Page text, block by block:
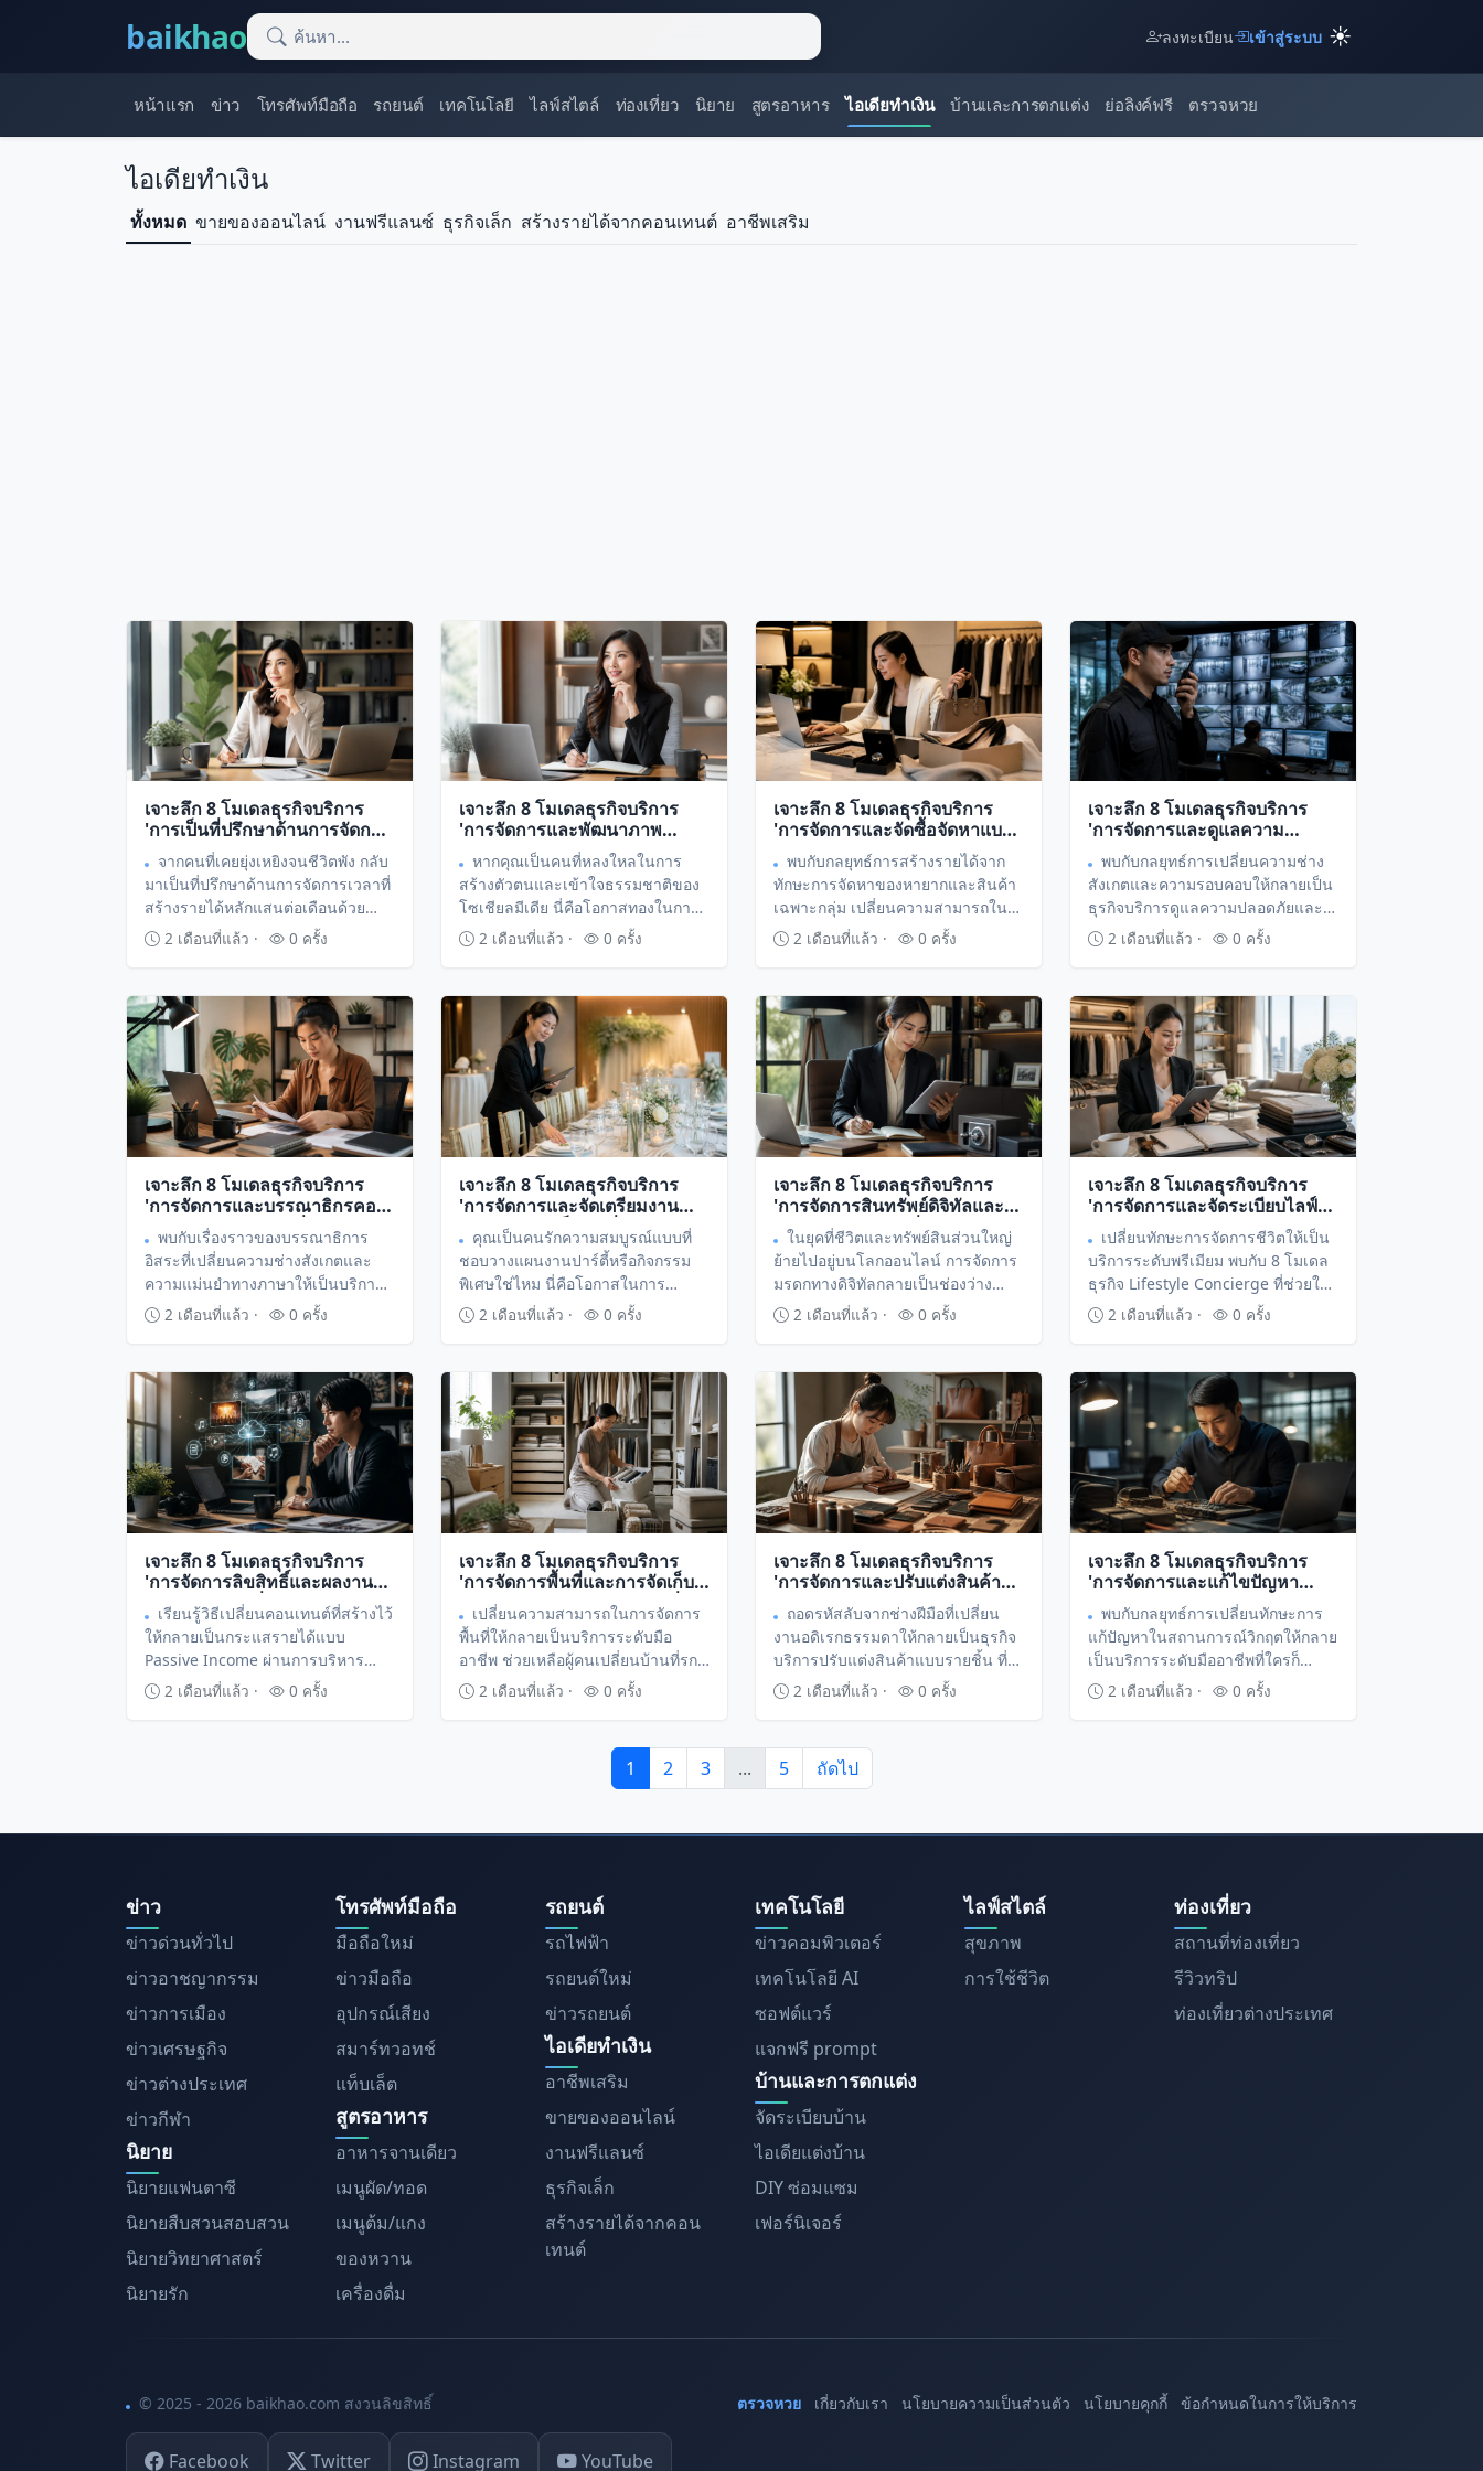
baikhao ลงทะเบียน เข้าสู่ระบบ ☀️
หน้าแรก ข่าว โทรศัพท์มือถือ รถยนต์ เทคโนโลยี ไลฟ์สไตล์ ท่องเที่ยว นิยาย สูตรอาหาร ไอเดียทำเงิน บ้านและการตกแต่ง ย่อลิงค์ฟรี ตรวจหวย
ไอเดียทำเงิน
ทั้งหมด ขายของออนไลน์ งานฟรีแลนซ์ ธุรกิจเล็ก สร้างรายได้จากคอนเทนต์ อาชีพเสริม
เจาะลึก 8 โมเดลธุรกิจบริการ
'การเป็นที่ปรึกษาด้านการจัดการ
เวลาและประสิทธิภาพชีวิต'
เปลี่ยนทักษะการจัดสรรให้เป็น
รายได้ระดับมืออาชีพ
จากคนที่เคยยุ่งเหยิงจนชีวิตพัง กลับ
มาเป็นที่ปรึกษาด้านการจัดการเวลาที่
สร้างรายได้หลักแสนต่อเดือนด้วย
กลยุทธ์การจัดสรรทรัพยากรมนุษย์ที่
2 เดือนที่แล้ว · 0 ครั้ง
เจาะลึก 8 โมเดลธุรกิจบริการ
'การจัดการและพัฒนาภาพ
ลักษณ์ออนไลน์ (Personal
Branding Consultant)' เปลี่ยน
ความเข้าใจในตัวตนให้เป็นราย
ได้ระดับมืออาชีพ
หากคุณเป็นคนที่หลงใหลในการ
สร้างตัวตนและเข้าใจธรรมชาติของ
โซเชียลมีเดีย นี่คือโอกาสทองในการ
เปลี่ยนความสามารถนี้ให้เป็นอาชีพ
2 เดือนที่แล้ว · 0 ครั้ง
เจาะลึก 8 โมเดลธุรกิจบริการ
'การจัดการและจัดซื้อจัดหาแบบ
เฉพาะตัว (Personal Sourcing)'
เปลี่ยนทักษะการค้นหาให้เป็น
รายได้ระดับพรีเมียม
พบกับกลยุทธ์การสร้างรายได้จาก
ทักษะการจัดหาของหายากและสินค้า
เฉพาะกลุ่ม เปลี่ยนความสามารถใน
การหาของดีให้เป็นธุรกิจบริการส่วน
2 เดือนที่แล้ว · 0 ครั้ง
เจาะลึก 8 โมเดลธุรกิจบริการ
'การจัดการและดูแลความ
ปลอดภัยทางกายภาพและ
ทรัพย์สิน' เปลี่ยนความระแวด
ระวังให้เป็นรายได้ระดับมืออาชีพ
พบกับกลยุทธ์การเปลี่ยนความช่าง
สังเกตและความรอบคอบให้กลายเป็น
ธุรกิจบริการดูแลความปลอดภัยและ
ทรัพย์สินส่วนบุคคล ที่กำลังเป็นที่
ที่พักอาศัย
2 เดือนที่แล้ว · 0 ครั้ง
เจาะลึก 8 โมเดลธุรกิจบริการ
'การจัดการและบรรณาธิกรคอน
เทนต์เฉพาะกลุ่ม' เปลี่ยนทักษะ
การคัดกรองข้อมูลให้เป็นรายได้
ระดับมืออาชีพ
พบกับเรื่องราวของบรรณาธิการ
อิสระที่เปลี่ยนความช่างสังเกตและ
ความแม่นยำทางภาษาให้เป็นบริการ
จัดทำคอนเทนต์ระดับพรีเมียม สร้าง
2 เดือนที่แล้ว · 0 ครั้ง
เจาะลึก 8 โมเดลธุรกิจบริการ
'การจัดการและจัดเตรียมงาน
อีเวนต์ขนาดเล็ก' เปลี่ยนความ
เป๊ะให้เป็นรายได้เสริมที่เติบโต
ไม่รู้จบ
คุณเป็นคนรักความสมบูรณ์แบบที่
ชอบวางแผนงานปาร์ตี้หรือกิจกรรม
พิเศษใช่ไหม นี่คือโอกาสในการ
เปลี่ยนทักษะการจัดการงานอีเวนต์
2 เดือนที่แล้ว · 0 ครั้ง
เจาะลึก 8 โมเดลธุรกิจบริการ
'การจัดการสินทรัพย์ดิจิทัลและ
มรดกออนไลน์' เปลี่ยนความ
รอบคอบให้เป็นรายได้ระดับผู้
เชี่ยวชาญ
ในยุคที่ชีวิตและทรัพย์สินส่วนใหญ่
ย้ายไปอยู่บนโลกออนไลน์ การจัดการ
มรดกทางดิจิทัลกลายเป็นช่องว่าง
ทางการตลาดที่สำคัญ ค้นพบวิธี
2 เดือนที่แล้ว · 0 ครั้ง
เจาะลึก 8 โมเดลธุรกิจบริการ
'การจัดการและจัดระเบียบไลฟ์
สไตล์ (Lifestyle Concierge)'
เปลี่ยนความใส่ใจในรายละเอียด
ให้เป็นอาชีพทำเงิน
เปลี่ยนทักษะการจัดการชีวิตให้เป็น
บริการระดับพรีเมียม พบกับ 8 โมเดล
ธุรกิจ Lifestyle Concierge ที่ช่วยให้
คุณสร้างรายได้จากการแก้ปัญหา
2 เดือนที่แล้ว · 0 ครั้ง
เจาะลึก 8 โมเดลธุรกิจบริการ
'การจัดการลิขสิทธิ์และผลงาน
สร้างสรรค์' เปลี่ยนคอนเทนต์ให้
เป็นทรัพย์สินทำเงินระยะยาว
เรียนรู้วิธีเปลี่ยนคอนเทนต์ที่สร้างไว้
ให้กลายเป็นกระแสรายได้แบบ
Passive Income ผ่านการบริหาร
จัดการลิขสิทธิ์อย่างมืออาชีพ ถอดบท
เรียนจากคนทำงานสร้างสรรค์ที่ก้าวสู่
2 เดือนที่แล้ว · 0 ครั้ง
เจาะลึก 8 โมเดลธุรกิจบริการ
'การจัดการพื้นที่และการจัดเก็บ
(Space Optimization)' เปลี่ยน
ความระเบียบให้เป็นรายได้หลัก
หมื่น
เปลี่ยนความสามารถในการจัดการ
พื้นที่ให้กลายเป็นบริการระดับมือ
อาชีพ ช่วยเหลือผู้คนเปลี่ยนบ้านที่รก
ให้เป็นพื้นที่แห่งความสุข พร้อมสร้าง
รายได้เสริมด้วยทักษะการจัดระเบียบ
2 เดือนที่แล้ว · 0 ครั้ง
เจาะลึก 8 โมเดลธุรกิจบริการ
'การจัดการและปรับแต่งสินค้า
เฉพาะบุคคล (Personalized
Product Customization)'
เปลี่ยนงานฝีมือให้เป็นรายได้
พรีเมียม
ถอดรหัสลับจากช่างฝีมือที่เปลี่ยน
งานอดิเรกธรรมดาให้กลายเป็นธุรกิจ
บริการปรับแต่งสินค้าแบบรายชิ้น ที่
สร้างมูลค่าเพิ่มได้มากกว่าสินค้าแมส
ทั่วไปหลายเท่าตัว พร้อมเผย 8 โมเดล
2 เดือนที่แล้ว · 0 ครั้ง
เจาะลึก 8 โมเดลธุรกิจบริการ
'การจัดการและแก้ไขปัญหา
เฉพาะทาง (Troubleshooting
Specialist)' เปลี่ยนความ
เชี่ยวชาญให้เป็นรายได้ระดับ
พรีเมียม
พบกับกลยุทธ์การเปลี่ยนทักษะการ
แก้ปัญหาในสถานการณ์วิกฤตให้กลาย
เป็นบริการระดับมืออาชีพที่ใครก็
ต้องการ พร้อมถอดรหัสโมเดลทำเงินที่
จะช่วยให้คุณสร้างรายได้จากความ
2 เดือนที่แล้ว · 0 ครั้ง
1 2 3 ... 5 ถัดไป
ข่าว
ข่าวด่วนทั่วไป
ข่าวอาชญากรรม
ข่าวการเมือง
ข่าวเศรษฐกิจ
ข่าวต่างประเทศ
ข่าวกีฬา
นิยาย
นิยายแฟนตาซี
นิยายสืบสวนสอบสวน
นิยายวิทยาศาสตร์
นิยายรัก
โทรศัพท์มือถือ
มือถือใหม่
ข่าวมือถือ
อุปกรณ์เสียง
สมาร์ทวอทช์
แท็บเล็ต
สูตรอาหาร
อาหารจานเดียว
เมนูผัด/ทอด
เมนูต้ม/แกง
ของหวาน
เครื่องดื่ม
รถยนต์
รถไฟฟ้า
รถยนต์ใหม่
ข่าวรถยนต์
ไอเดียทำเงิน
อาชีพเสริม
ขายของออนไลน์
งานฟรีแลนซ์
ธุรกิจเล็ก
สร้างรายได้จากคอน
เทนต์
เทคโนโลยี
ข่าวคอมพิวเตอร์
เทคโนโลยี AI
ซอฟต์แวร์
แจกฟรี prompt
บ้านและการตกแต่ง
จัดระเบียบบ้าน
ไอเดียแต่งบ้าน
DIY ซ่อมแซม
เฟอร์นิเจอร์
ไลฟ์สไตล์
สุขภาพ
การใช้ชีวิต
ท่องเที่ยว
สถานที่ท่องเที่ยว
รีวิวทริป
ท่องเที่ยวต่างประเทศ
© 2025 - 2026 baikhao.com สงวนลิขสิทธิ์ ตรวจหวย เกี่ยวกับเรา นโยบายความเป็นส่วนตัว นโยบายคุกกี้ ข้อกำหนดในการให้บริการ
Facebook Twitter Instagram YouTube